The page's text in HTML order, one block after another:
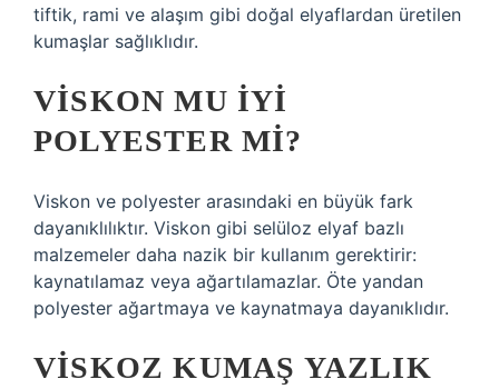
tiftik, rami ve alaşım gibi doğal elyaflardan üretilen
kumaşlar sağlıklıdır.
VISKON MU IYI
POLYESTER MI?
Viskon ve polyester arasındaki en büyük fark
dayanıklılıktır. Viskon gibi selüloz elyaf bazlı
malzemeler daha nazik bir kullanım gerektirir:
kaynatılamaz veya ağartılamazlar. Öte yandan
polyester ağartmaya ve kaynatmaya dayanıklıdır.
VISKOZ KUMAŞ YAZLIK